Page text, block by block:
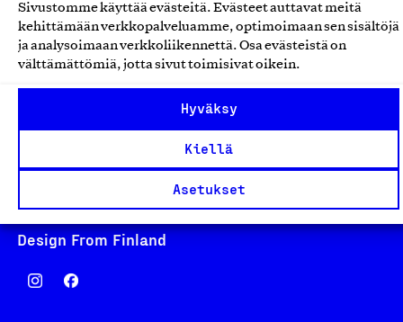
Sivustomme käyttää evästeitä. Evästeet auttavat meitä
kehittämään verkkopalveluamme, optimoimaan sen sisältöjä
ja analysoimaan verkkoliikennettä. Osa evästeistä on
välttämättömiä, jotta sivut toimisivat oikein.
Hyväksy
Kiellä
Asetukset
asiakaspalvelu@suomalainentyo.fi
laskutus@suomalainentyo.fi
Design From Finland